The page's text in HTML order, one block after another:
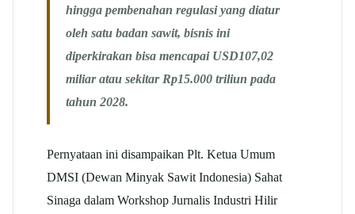
hingga pembenahan regulasi yang diatur
oleh satu badan sawit, bisnis ini
diperkirakan bisa mencapai USD107,02
miliar atau sekitar Rp15.000 triliun pada
tahun 2028.
Pernyataan ini disampaikan Plt. Ketua Umum
DMSI (Dewan Minyak Sawit Indonesia) Sahat
Sinaga dalam Workshop Jurnalis Industri Hilir